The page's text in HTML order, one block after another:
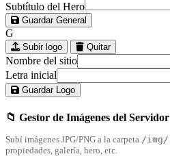
Subtítulo del Hero
Guardar General
G
Subir logo Quitar
Nombre del sitio
Letra inicial
Guardar Logo
📁 Gestor de Imágenes del Servidor
Subí imágenes JPG/PNG a la carpeta /img/
propiedades, galería, hero, etc.